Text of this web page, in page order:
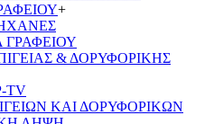
+
ΓΡΑΦΕΙΟΥ
& ΔΟΡΥΦΟΡΙΚΗΣ
TV
ΚΑΙ ΔΟΡΥΦΟΡΙΚΩΝ